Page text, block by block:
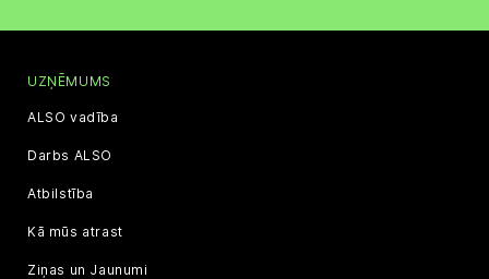
UZŅĒMUMS
ALSO vadība
Darbs ALSO
Atbilstība
Kā mūs atrast
Ziņas un Jaunumi